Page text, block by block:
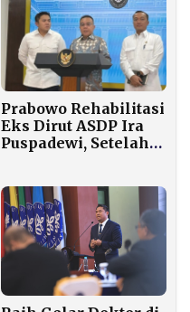
Prabowo Rehabilitasi
Eks Dirut ASDP Ira
Puspadewi, Setelah